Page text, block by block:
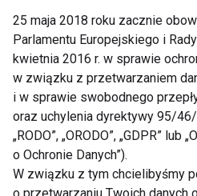
Jeżeli zatem potraficie
rozśmieszyć nawzajem i
towarzystwie swobodnie –
7. Lubisz jego znajomych i
– Po 20-stym roku życia
mądrze dobieramy sobie
25 maja 2018 roku zacznie
Parlamentu Europejskiego i
kwietnia 2016 r. w sprawie
w związku z przetwarzaniem
i w sprawie swobodnego
oraz uchylenia dyrektywy 95/
„RODO”, „ORODO”, „GDPR”
o Ochronie Danych”).
W związku z tym chcielibyśmy